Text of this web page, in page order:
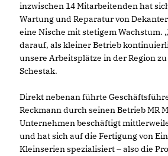
inzwischen 14 Mitarbeitenden hat
Wartung und Reparatur von
eine Nische mit stetigem Wachstum.
darauf, als kleiner Betrieb
unsere Arbeitsplätze in der Region zu
Schestak.
Direkt nebenan führte
Reckmann durch seinen Betrieb MR
Unternehmen beschäftigt
und hat sich auf die Fertigung von
Kleinserien spezialisiert – also die